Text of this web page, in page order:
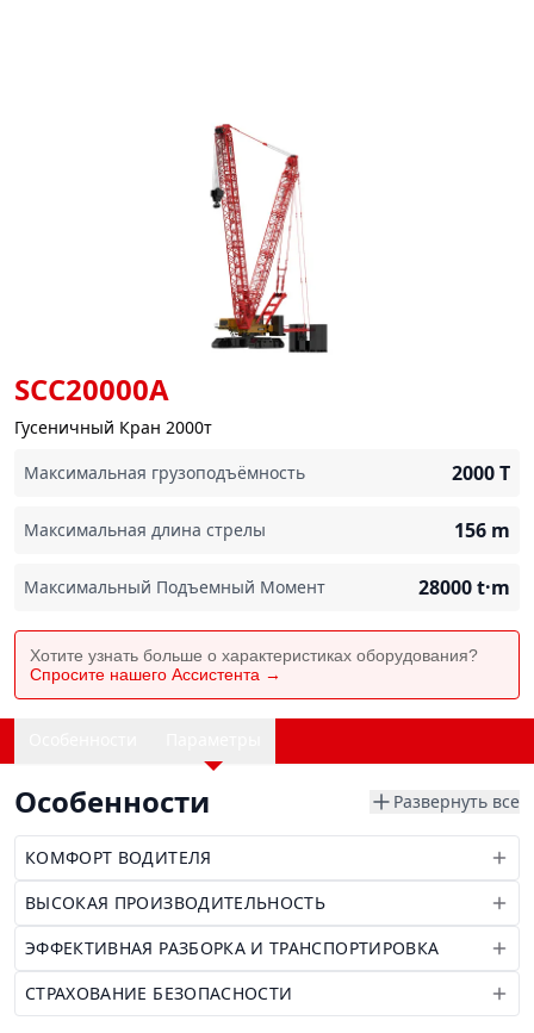
SCC20000A
Гусеничный Кран 2000т
Максимальная грузоподъёмность
2000T
Максимальная длина стрелы 156 m
Максимальный Подъемный Момент 28000t·m
Хотите узнать больше о характеристиках оборудования?
Спросите нашего Ассистента →
Особенности Развернуть все
КОМФОРТ ВОДИТЕЛЯ
ВЫСОКАЯ ПРОИЗВОДИТЕЛЬНОСТЬ
ЭФФЕКТИВНАЯ РАЗБОРКА И ТРАНСПОРТИРОВКА
СТРАХОВАНИЕ БЕЗОПАСНОСТИ